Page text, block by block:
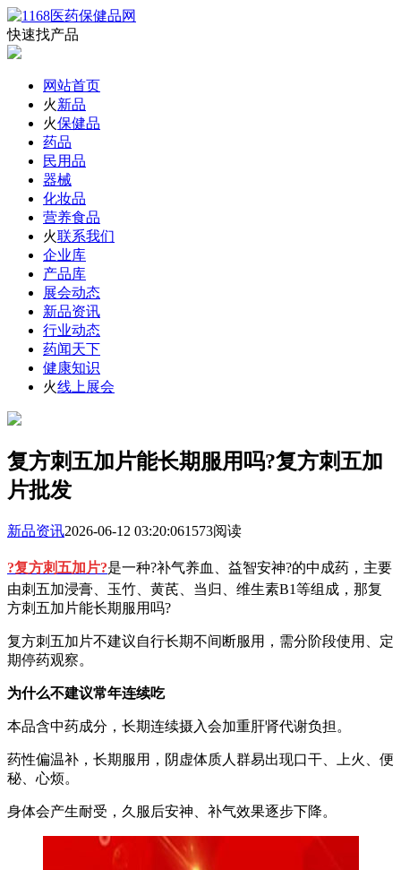
快速找产品
网站首页
火新品
火保健品
药品
民用品
器械
化妆品
营养食品
火联系我们
企业库
产品库
展会动态
新品资讯
行业动态
药闻天下
健康知识
火线上展会
复方刺五加片能长期服用吗?复方刺五加
片批发
新品资讯2026-06-12 03:20:061573阅读
?复方刺五加片?是一种?补气养血、益智安神?的中成药，主要
由刺五加浸膏、玉竹、黄芪、当归、维生素B1等组成，那复
方刺五加片能长期服用吗?
复方刺五加片不建议自行长期不间断服用，需分阶段使用、定
期停药观察。
为什么不建议常年连续吃
本品含中药成分，长期连续摄入会加重肝肾代谢负担。
药性偏温补，长期服用，阴虚体质人群易出现口干、上火、便
秘、心烦。
身体会产生耐受，久服后安神、补气效果逐步下降。